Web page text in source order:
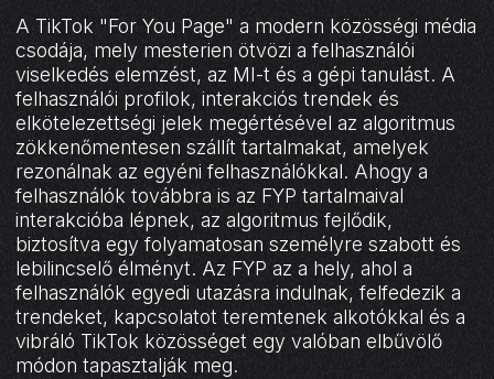
A TikTok "For You Page" a modern közösségi média
csodája, mely mesterien ötvözi a felhasználói
viselkedés elemzést, az MI-t és a gépi tanulást. A
felhasználói profilok, interakciós trendek és
elkötelezettségi jelek megértésével az algoritmus
zökkenőmentesen szállít tartalmakat, amelyek
rezonálnak az egyéni felhasználókkal. Ahogy a
felhasználók továbbra is az FYP tartalmaival
interakcióba lépnek, az algoritmus fejlődik,
biztosítva egy folyamatosan személyre szabott és
lebilincselő élményt. Az FYP az a hely, ahol a
felhasználók egyedi utazásra indulnak, felfedezik a
trendeket, kapcsolatot teremtenek alkotókkal és a
vibráló TikTok közösséget egy valóban elbűvölő
módon tapasztalják meg.